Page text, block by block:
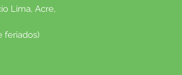
Lima, Acre,
feriados)